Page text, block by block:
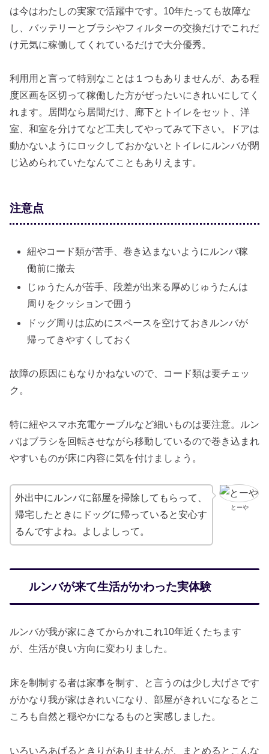
は今はわたしの実家で活躍中です。10年たっても故障な
し、バッテリーとブラシやフィルターの交換だけでこれだ
け元気に稼働してくれているだけで大分優秀。
利用用と言って特別なことは１つもありませんが、ある程
度区画を区切って稼働した方がぜったいにきれいにしてく
れます。居間なら居間だけ、廊下とトイレをセット、洋
室、和室を分けてなど工夫してやってみて下さい。ドアは
動かないようにロックしておかないとトイレにルンバが閉
じ込められていたなんてこともありえます。
注意点
紐やコード類が苦手、巻き込まないようにルンバ稼
働前に撤去
じゅうたんが苦手、段差が出来る厚めじゅうたんは
周りをクッションで囲う
ドッグ周りは広めにスペースを空けておきルンバが
帰ってきやすくしておく
故障の原因にもなりかねないので、コード類は要チェッ
ク。
特に紐やスマホ充電ケーブルなど細いものは要注意。ルン
バはブラシを回転させながら移動しているので巻き込まれ
やすいものが床に内容に気を付けましょう。
とーや
外出中にルンバに部屋を掃除してもらって、
帰宅したときにドッグに帰っていると安心す
るんですよね。よしよしって。
ルンバが来て生活がかわった実体験
ルンバが我が家にきてからかれこれ10年近くたちます
が、生活が良い方向に変わりました。
床を制制する者は家事を制す、と言うのは少し大げさです
がかなり我が家はきれいになり、部屋がきれいになるとこ
ころも自然と穏やかになるものと実感しました。
いろいろあげるときりがありませんが、まとめるとこんな